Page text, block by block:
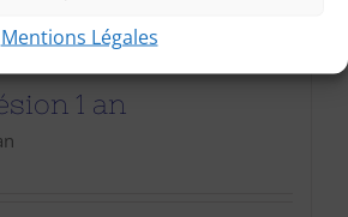
Mentions Légales
1 an